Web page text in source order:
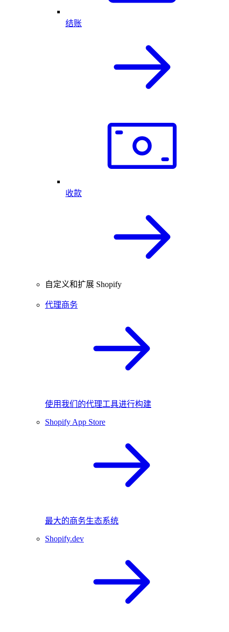
结账
收款
自定义和扩展 Shopify
代理商务
使用我们的代理工具进行构建
Shopify App Store
最大的商务生态系统
Shopify.dev